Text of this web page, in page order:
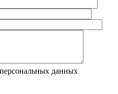
персональных данных